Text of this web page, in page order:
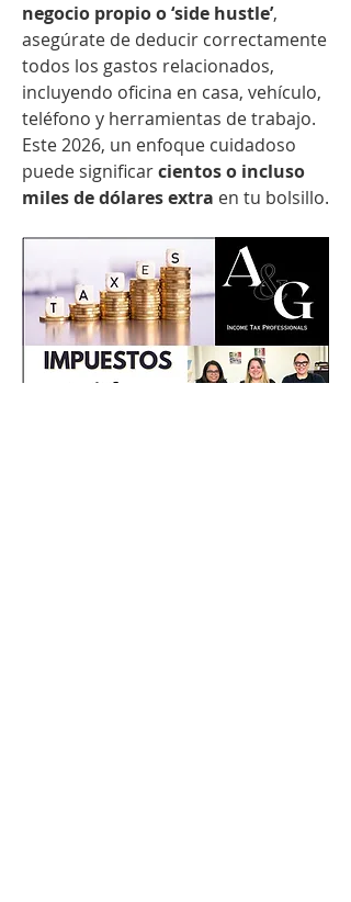
negocio propio o ‘side hustle’,
asegúrate de deducir correctamente
todos los gastos relacionados,
incluyendo oficina en casa, vehículo,
teléfono y herramientas de trabajo.
Este 2026, un enfoque cuidadoso
puede significar cientos o incluso
miles de dólares extra en tu bolsillo.